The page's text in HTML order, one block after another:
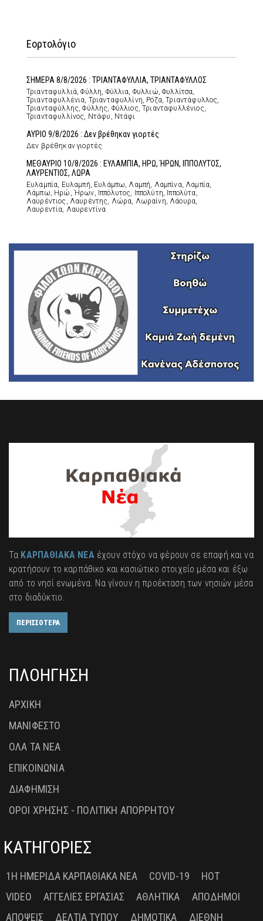
Εορτολόγιο
ΣΗΜΕΡΑ 8/8/2026 : ΤΡΙΑΝΤΑΦΥΛΛΙΑ, ΤΡΙΑΝΤΑΦΥΛΛΟΣ
Τριανταφυλλιά, Φύλλη, Φύλλια, Φυλλιώ, Φυλλίτσα,
Τριανταφυλλένια, Τριανταφυλλίνη, Ρόζα, Τριαντάφυλλος,
Τριανταφύλλης, Φύλλης, Φύλλιος, Τριανταφυλλένιος,
Τριανταφυλλίνος, Ντάφυ, Ντάφι
ΑΥΡΙΟ 9/8/2026 : Δεν βρέθηκαν γιορτές
Δεν βρέθηκαν γιορτές
ΜΕΘΑΥΡΙΟ 10/8/2026 : ΕΥΛΑΜΠΙΑ, ΗΡΩ, ΉΡΩΝ, ΙΠΠΟΛΥΤΟΣ,
ΛΑΥΡΕΝΤΙΟΣ, ΛΩΡΑ
Ευλαμπία, Ευλαμπή, Ευλάμπω, Λαμπή, Λαμπίνα, Λαμπία,
Λάμπω, Ηρώ, Ήρων, Ιππόλυτος, Ιππολύτη, Ιππολύτα,
Λαυρέντιος, Λαυρέντης, Λώρα, Λωραίνη, Λάουρα,
Λαυρεντία, Λαυρεντίνα
Τα ΚΑΡΠΑΘΙΑΚΑ ΝΕΑέχουν στόχο να φέρουν σε επαφή και να
κρατήσουν το καρπάθικο και κασιώτικο στοιχείο μέσα και έξω
από το νησί ενωμένα. Να γίνουν η προέκταση των νησιών μέσα
στο διαδύκτιο.
ΠΕΡΙΣΣΟΤΕΡΑ
ΠΛΟΗΓΗΣΗ
ΑΡΧΙΚΗ
ΜΑΝΙΦΕΣΤΟ
ΟΛΑ ΤΑ ΝΕΑ
ΕΠΙΚΟΙΝΩΝΙΑ
ΔΙΑΦΗΜΙΣΗ
ΟΡΟΙ ΧΡΗΣΗΣ - ΠΟΛΙΤΙΚΗ ΑΠΟΡΡΗΤΟΥ
ΚΑΤΗΓΟΡΙΕΣ
1Η ΗΜΕΡΊΔΑ ΚΑΡΠΑΘΙΑΚΆ ΝΈΑ COVID-19
HOT
VIDEO
ΑΓΓΕΛΊΕΣ ΕΡΓΑΣΊΑΣ ΑΘΛΗΤΙΚΆ
ΑΠΌΔΗΜΟΙ
ΑΠΌΨΕΙΣ
ΔΕΛΤΊΑ ΤΎΠΟΥ ΔΗΜΟΤΙΚΆ ΔΙΕΘΝΉ